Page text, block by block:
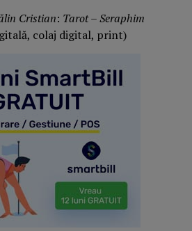
Cristian: Tarot – Seraphim
colaj digital, print)